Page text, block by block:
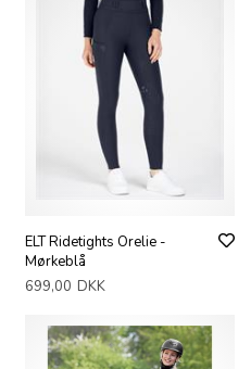
ELT Ridetights Orelie -
Mørkeblå
699,00 DKK